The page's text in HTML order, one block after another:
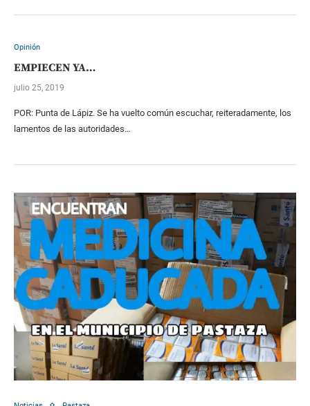
Opinión
EMPIECEN YA…
julio 25, 2019
POR: Punta de Lápiz. Se ha vuelto común escuchar, reiteradamente, los
lamentos de las autoridades…